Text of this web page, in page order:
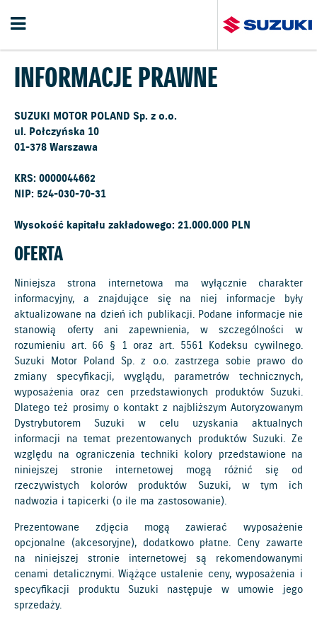
INFORMACJE PRAWNE
SUZUKI MOTOR POLAND Sp. z o.o.
ul. Połczyńska 10
01-378 Warszawa
KRS: 0000044662
NIP: 524-030-70-31
Wysokość kapitału zakładowego: 21.000.000 PLN
OFERTA
Niniejsza strona internetowa ma wyłącznie charakter
informacyjny, a znajdujące się na niej informacje były
aktualizowane na dzień ich publikacji. Podane informacje nie
stanowią oferty ani zapewnienia, w szczególności w
rozumieniu art. 66 § 1 oraz art. 5561 Kodeksu cywilnego.
Suzuki Motor Poland Sp. z o.o. zastrzega sobie prawo do
zmiany specyfikacji, wyglądu, parametrów technicznych,
wyposażenia oraz cen przedstawionych produktów Suzuki.
Dlatego też prosimy o kontakt z najbliższym Autoryzowanym
Dystrybutorem Suzuki w celu uzyskania aktualnych
informacji na temat prezentowanych produktów Suzuki. Ze
względu na ograniczenia techniki kolory przedstawione na
niniejszej stronie internetowej mogą różnić się od
rzeczywistych kolorów produktów Suzuki, w tym ich
nadwozia i tapicerki (o ile ma zastosowanie).
Prezentowane zdjęcia mogą zawierać wyposażenie
opcjonalne (akcesoryjne), dodatkowo płatne. Ceny zawarte
na niniejszej stronie internetowej są rekomendowanymi
cenami detalicznymi. Wiążące ustalenie ceny, wyposażenia i
specyfikacji produktu Suzuki następuje w umowie jego
sprzedaży.